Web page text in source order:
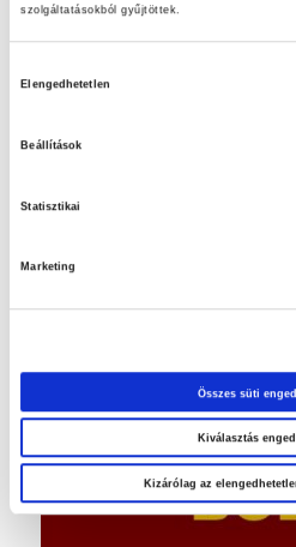
szolgáltatásokból gyűjtöttek.
Elengedhetetlen
Beállítások
Statisztikai
Marketing
Összes süti
Kiválasztás
Kizárólag az
Orosháza belvárosában…